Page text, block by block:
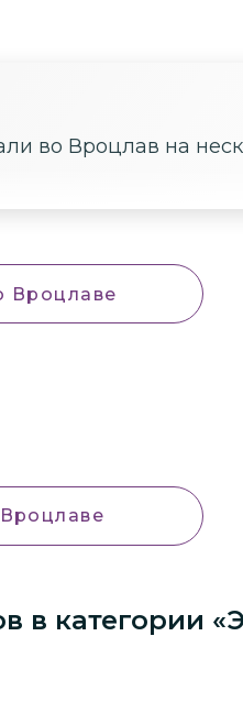
во Вроцлав на
Вроцлаве
в категории